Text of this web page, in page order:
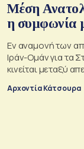
Μέση
η συμφωνία
Εν αναμονή των
Ιράν-Ομάν για τα
κινείται μεταξύ
Μουσκάτ και
Αρχοντία Κάτσουρα